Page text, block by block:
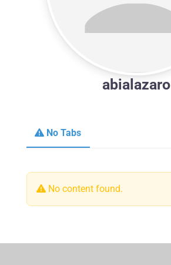
abialazaro
No Tabs
No content found.